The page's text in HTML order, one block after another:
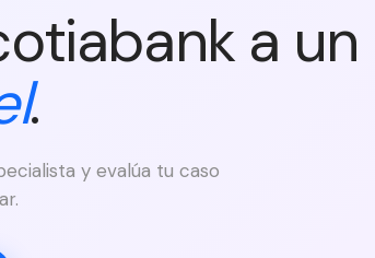
a un
.
y evalúa tu caso